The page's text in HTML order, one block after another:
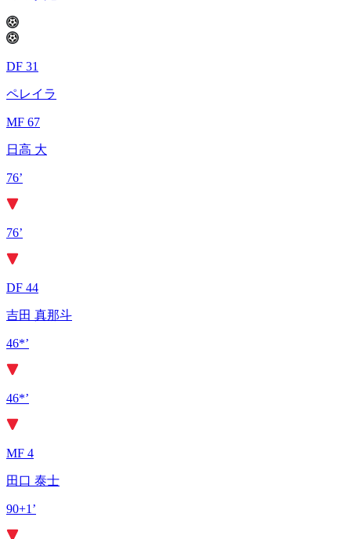
DF 31
ペレイラ
MF 67
日高 大
76’
76’
DF 44
吉田 真那斗
46*’
46*’
MF 4
田口 泰士
90+1’